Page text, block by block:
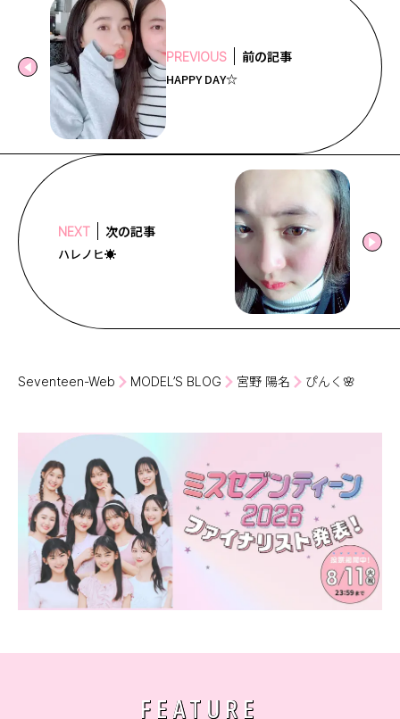
PREVIOUS 前の記事
HAPPY DAY☆
NEXT 次の記事
ハレノヒ☀️️
Seventeen-Web MODEL’S BLOG 宮野 陽名 ぴんく🌸
FEATURE